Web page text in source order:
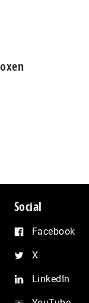
Social
Facebook
X
LinkedIn